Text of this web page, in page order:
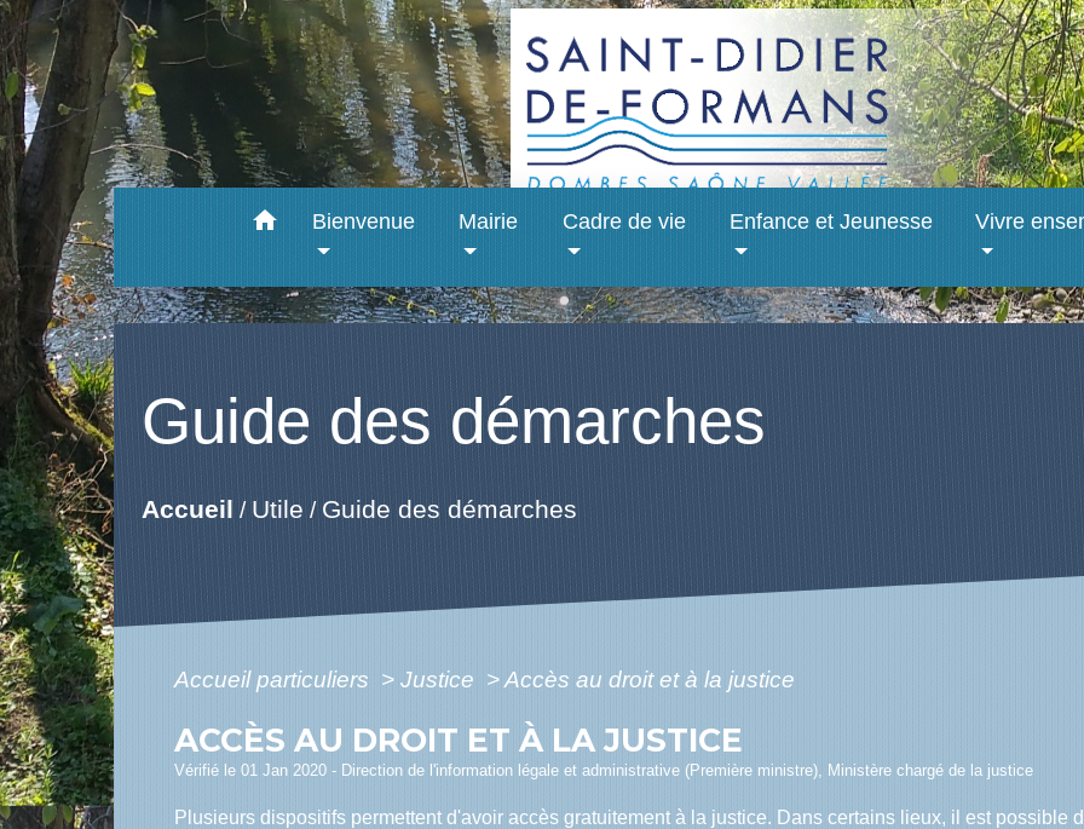
home Bienvenue Mairie Cadre de vie Enfance et Jeunesse Vivre
Guide des démarches
Accueil /Utile /Guide des démarches
Accueil particuliers > Justice >Accès au droit et à la justice
ACCÈS AU DROIT ET À LA JUSTICE
Vérifié le 01 Jan 2020 - Direction de l'information légale et administrative (Première ministre), Ministère chargé de la justice
Plusieurs dispositifs permettent d'avoir accès gratuitement à la justice. Dans certains lieux, il est possible